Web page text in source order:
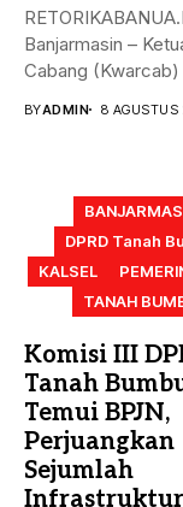
Banjarmasin –
Cabang (Kwarcab)
BYADMIN 8
DPRD Tanah
KALSEL
TANAH
Komisi III
Tanah
Temui BPJN,
Perjuangkan
Sejumlah
Infrastruktur